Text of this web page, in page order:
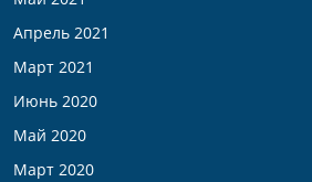
Апрель 2021
Март 2021
Июнь 2020
Май 2020
Март 2020